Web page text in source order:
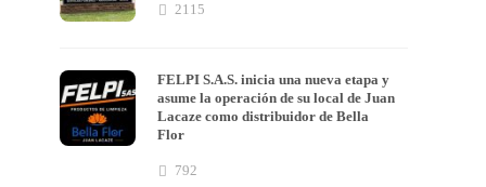
2115
FELPI S.A.S. inicia una nueva etapa y
asume la operación de su local de Juan
Lacaze como distribuidor de Bella
Flor
792